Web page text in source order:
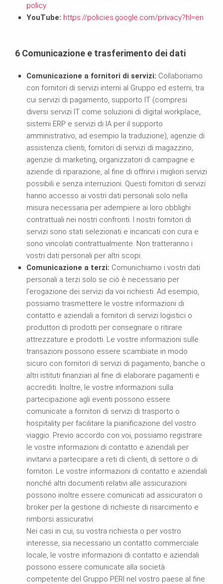
policy
YouTube: https://policies.google.com/privacy?hl=en
6 Comunicazione e trasferimento dei dati
Comunicazione a fornitori di servizi: Collaboriamo
con fornitori di servizi interni al Gruppo ed esterni, tra
cui servizi di pagamento, supporto IT (compresi
diversi servizi IT come soluzioni di digital workplace,
sistemi ERP e servizi di IA per il supporto
amministrativo, ad esempio la traduzione), agenzie di
assistenza clienti, fornitori di servizi di magazzino,
agenzie di marketing, organizzatori di campagne e
aziende di riparazione, al fine di offrirvi i migliori servizi
possibili e senza interruzioni. Questi fornitori di servizi
hanno accesso ai vostri dati personali solo nella
misura necessaria per adempiere ai loro obblighi
contrattuali nei nostri confronti. I nostri fornitori di
servizi sono stati selezionati e incaricati con cura e
sono vincolati contrattualmente. Non tratteranno i
vostri dati personali per altri scopi.
Comunicazione a terzi: Comunichiamo i vostri dati
personali a terzi solo se ciò è necessario per
l’erogazione dei servizi da voi richiesti. Ad esempio,
possiamo trasmettere le vostre informazioni di
contatto e aziendali a fornitori di servizi logistici o
produttori di prodotti per consegnare o ritirare
attrezzature e prodotti. Le vostre informazioni sulle
transazioni possono essere scambiate in modo
sicuro con fornitori di servizi di pagamento, banche o
altri istituti finanziari al fine di elaborare pagamenti e
accrediti. Inoltre, le vostre informazioni sulla
partecipazione agli eventi possono essere
comunicate a fornitori di servizi di trasporto o
hospitality per facilitare la pianificazione del vostro
viaggio. Previo accordo con voi, possiamo registrare
le vostre informazioni di contatto e aziendali per
invitarvi a partecipare a reti di clienti, di settore o di
fornitori. Le vostre informazioni di contatto e aziendali
nonché altri documenti relativi alle assicurazioni
possono inoltre essere comunicati ad assicuratori o
broker per la gestione di richieste di risarcimento e
rimborsi assicurativi.
Nei casi in cui, su vostra richiesta o per vostro
interesse, sia necessario un contatto commerciale
locale, le vostre informazioni di contatto e aziendali
possono essere comunicate alla società
competente del Gruppo PERI nel vostro paese al fine